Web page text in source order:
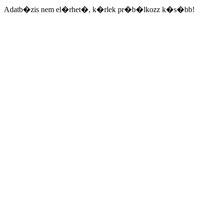
Adatb�zis nem el�rhet�, k�rlek pr�b�lkozz k�s�bb!